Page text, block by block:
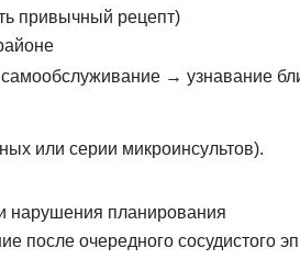
привычный рецепт)
→ узнавание
или серии микроинсультов).
нарушения планирования
после очередного сосудистого